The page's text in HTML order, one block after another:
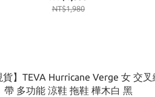
NT$1,980